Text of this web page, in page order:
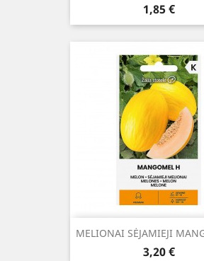
Kaina
1,85 €
MELIONAI SĖJAMIEJI
Kaina
3,20 €